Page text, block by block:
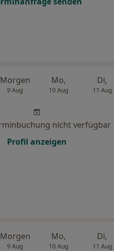
Morgen
9 Aug
Mo,
10 Aug
Di,
11 Aug
nicht verfügbar
Profil anzeigen
Morgen
9 Aug
Mo,
10 Aug
Di,
11 Aug